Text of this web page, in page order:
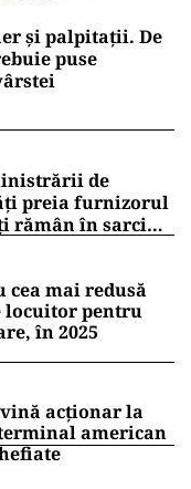
și palpitații. De
puse
de
preia furnizorul
rămân în sarcina
cea mai redusă
locuitor pentru
în 2025
acționar la
american